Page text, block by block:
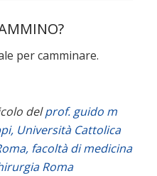
per camminare.
delprof. guido m
Università Cattolica
facoltà di medicina
Roma